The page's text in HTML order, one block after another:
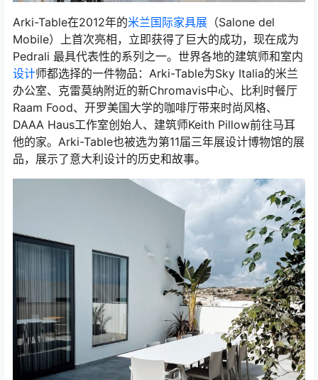
Arki-Table在2012年的米兰国际家具展 （Salone del
Mobile）上首次亮相，立即获得了巨大的成功，现在成为
Pedrali 最具代表性的系列之一。世界各地的建筑师和室内
设计师都选择的一件物品：Arki-Table为Sky Italia的米兰
办公室、克雷莫纳附近的新Chromavis中心、比利时餐厅
Raam Food、开罗美国大学的咖啡厅带来时尚风格、
DAAA Haus工作室创始人、建筑师Keith Pillow前往马耳
他的家。Arki-Table也被选为第11届三年展设计博物馆的展
品，展示了意大利设计的历史和故事。